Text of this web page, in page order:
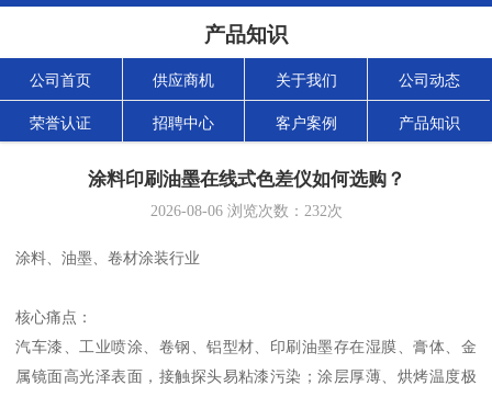
产品知识
公司首页 供应商机 关于我们 公司动态
荣誉认证 招聘中心 客户案例 产品知识
涂料印刷油墨在线式色差仪如何选购？
2026-08-06浏览次数： 232次
涂料、油墨、卷材涂装行业
核心痛点 ：
汽车漆、工业喷涂、卷钢、铝型材、印刷油墨存在湿膜、膏体、金
属镜面高光泽表面，接触探头易粘漆污染；涂层厚薄、烘烤温度极